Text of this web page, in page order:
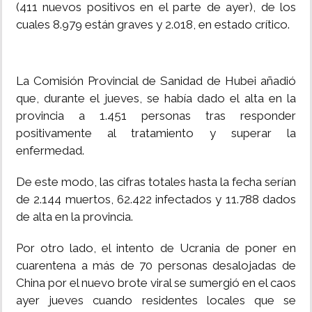
(411 nuevos positivos en el parte de ayer), de los
cuales 8.979 están graves y 2.018, en estado crítico.
La Comisión Provincial de Sanidad de Hubei añadió
que, durante el jueves, se había dado el alta en la
provincia a 1.451 personas tras responder
positivamente al tratamiento y superar la
enfermedad.
De este modo, las cifras totales hasta la fecha serían
de 2.144 muertos, 62.422 infectados y 11.788 dados
de alta en la provincia.
Por otro lado, el intento de Ucrania de poner en
cuarentena a más de 70 personas desalojadas de
China por el nuevo brote viral se sumergió en el caos
ayer jueves cuando residentes locales que se